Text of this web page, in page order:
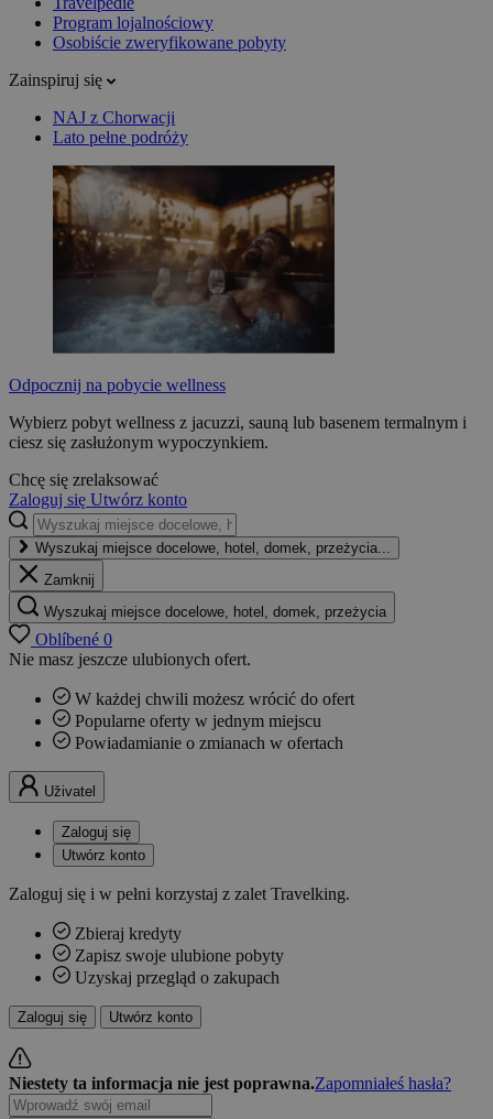
Program lojalnościowy
Osobiście zweryfikowane pobyty
Zainspiruj się
NAJ z Chorwacji
Lato pełne podróży
Odpocznij na pobycie wellness
Wybierz pobyt wellness z jacuzzi, sauną lub basenem termalnym i
ciesz się zasłużonym wypoczynkiem.
Chcę się zrelaksować
Zaloguj się Utwórz konto
Wyszukaj miejsce docelowe, hotel, domek, przeżycia...
Zamknij
Wyszukaj miejsce docelowe, hotel, domek, przeżycia
Oblíbené 0
Nie masz jeszcze ulubionych ofert.
W każdej chwili możesz wrócić do ofert
Popularne oferty w jednym miejscu
Powiadamianie o zmianach w ofertach
Uživatel
Zaloguj się
Utwórz konto
Zaloguj się i w pełni korzystaj z zalet Travelking.
Zbieraj kredyty
Zapisz swoje ulubione pobyty
Uzyskaj przegląd o zakupach
Zaloguj się Utwórz konto
Niestety ta informacja nie jest poprawna.Zapomniałeś hasła?